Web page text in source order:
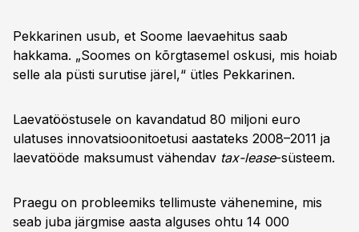
Pekkarinen usub, et Soome laevaehitus saab
hakkama. „Soomes on kõrgtasemel oskusi, mis hoiab
selle ala püsti surutise järel,“ ütles Pekkarinen.
Laevatööstusele on kavandatud 80 miljoni euro
ulatuses innovatsioonitoetusi aastateks 2008–2011 ja
laevatööde maksumust vähendav tax-lease-süsteem.
Praegu on probleemiks tellimuste vähenemine, mis
seab juba järgmise aasta alguses ohtu 14 000